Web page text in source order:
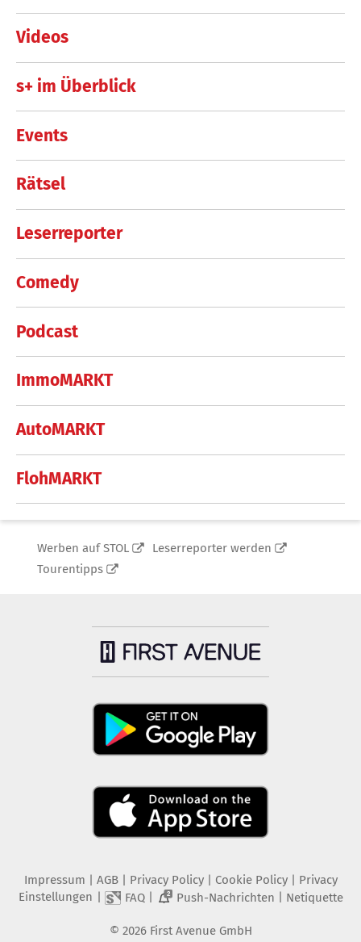
Videos
s+ im Überblick
Events
Rätsel
Leserreporter
Comedy
Podcast
ImmoMARKT
AutoMARKT
FlohMARKT
Werben auf STOL
Leserreporter werden
Tourentipps
Impressum AGB Privacy Policy| Cookie Policy| Privacy
Einstellungen
FAQ| 2 Push-Nachrichten Netiquette
© 2026 First Avenue GmbH